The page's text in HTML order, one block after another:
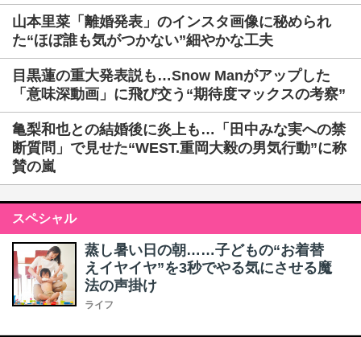
山本里菜「離婚発表」のインスタ画像に秘められ
た“ほぼ誰も気がつかない”細やかな工夫
目黒蓮の重大発表説も…Snow Manがアップした
「意味深動画」に飛び交う“期待度マックスの考察”
亀梨和也との結婚後に炎上も…「田中みな実への禁
断質問」で見せた“WEST.重岡大毅の男気行動”に称
賛の嵐
スペシャル
蒸し暑い日の朝……子どもの“お着替
えイヤイヤ”を3秒でやる気にさせる魔
法の声掛け
ライフ